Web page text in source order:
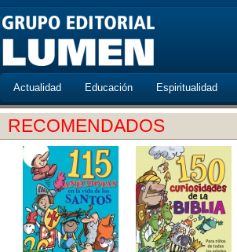
Actualidad Educación Espiritualidad
RECOMENDADOS